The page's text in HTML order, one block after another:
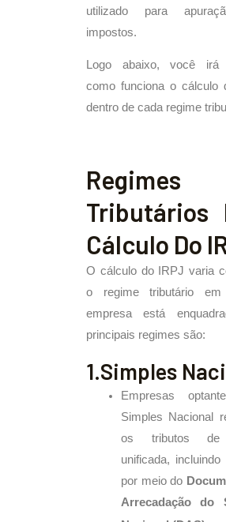
utilizado para
impostos.
Logo abaixo, você irá
como funciona o cálculo
dentro de cada regime
Regimes
Tributários
Cálculo Do
O cálculo do IRPJ varia
o regime tributário
empresa está
principais regimes são:
1.Simples
Empresas
Simples Nacional
os tributos de
unificada,
por meio do
Arrecadação do